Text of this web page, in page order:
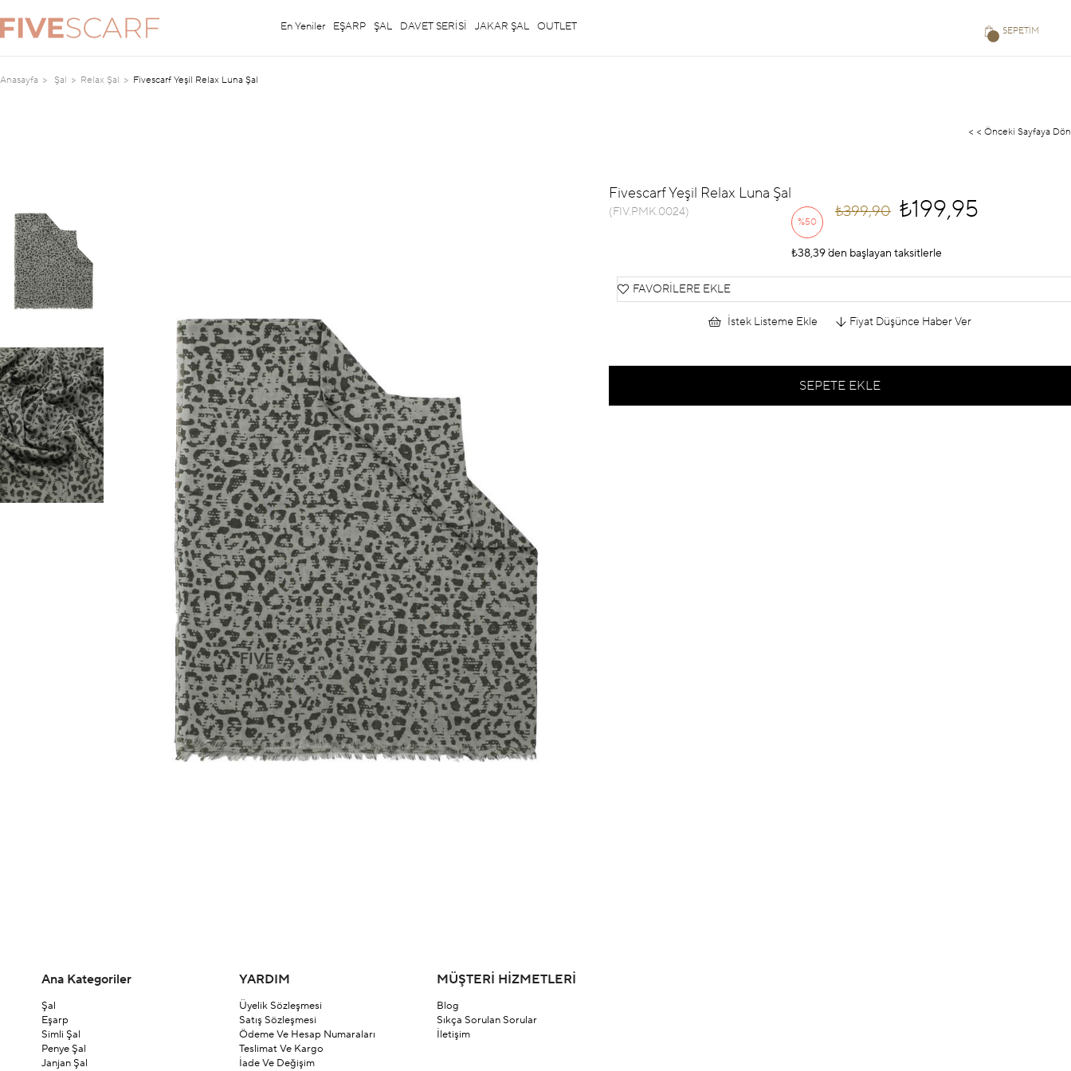
SEPETIM
En Yeniler EŞARP ŞAL DAVET SERİSİ JAKAR ŞAL OUTLET
Anasayfa Şal Relax Şal Fivescarf Yeşil Relax Luna Şal
< < Önceki Sayfaya Dön
Fivescarf Yeşil Relax Luna Şal
(FIV.PMK.0024)
%50
İndirim
₺399,90 ₺199,95
₺38,39`den başlayan taksitlerle
FAVORILERE EKLE
İstek Listeme Ekle Fiyat Düşünce Haber Ver
Ana Kategoriler
Şal
Eşarp
Simli Şal
Penye Şal
Janjan Şal
YARDIM
Üyelik Sözleşmesi
Satış Sözleşmesi
Ödeme Ve Hesap Numaraları
Teslimat Ve Kargo
İade Ve Değişim
MÜŞTERİ HİZMETLERİ
Blog
Sıkça Sorulan Sorular
İletişim